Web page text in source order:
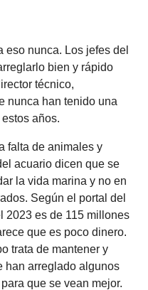
eso nunca. Los jefes del
bien y rápido
técnico,
nunca han tenido una
años.
falta de animales y
acuario dicen que se
la vida marina y no en
Según el portal del
2023 es de 115 millones
que es poco dinero.
trata de mantener y
han arreglado algunos
que se vean mejor.